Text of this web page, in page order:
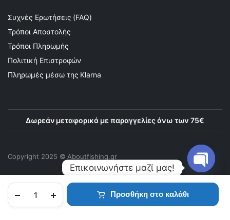
Προσθήκη στο καλάθι
Συχνές Ερωτήσεις (FAQ)
Τρόποι Αποστολής
Τρόποι Πληρωμής
Πολιτική Επιστροφών
Πληρωμές μέσω της Klarna
Δωρεάν μεταφορικά με παραγγελίες άνω των 75€
Copyright 2025 © Αboutfishing.gr
ΑΡΧΙΚΉ ΠΡΟΪΌΝΤΑ ΑΓΑΠΗΜΈΝΑ ΛΟΓΑΡΙΑΣΜΌΣ
Επικοινωνήστε μαζί μας!
chaty